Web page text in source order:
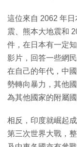
這位來自 2062 年
震、熊本大地震和
件，在日本有一定
影片，回答一些網
在自己的年代，中
勢轉向暴力，其他
為其他國家的附屬國
相反，印度就崛起
第三次世界大戰，